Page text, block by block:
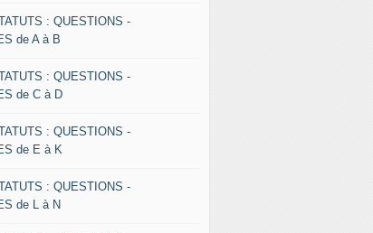
: QUESTIONS -
de A à B
: QUESTIONS -
de C à D
: QUESTIONS -
de E à K
: QUESTIONS -
de L à N